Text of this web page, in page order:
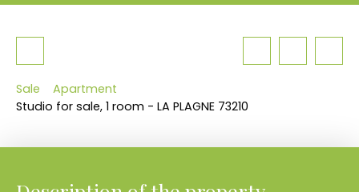
Sale
Apartment
Studio for sale, 1 room - LA PLAGNE 73210